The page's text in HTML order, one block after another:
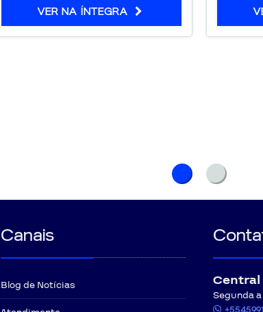
VER NA ÍNTEGRA
Canais
Blog de Notícias
Segunda a